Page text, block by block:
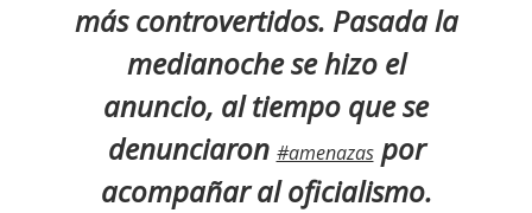
más controvertidos. Pasada la
medianoche se hizo el
anuncio, al tiempo que se
denunciaron #amenazaspor
acompañar al oficialismo.